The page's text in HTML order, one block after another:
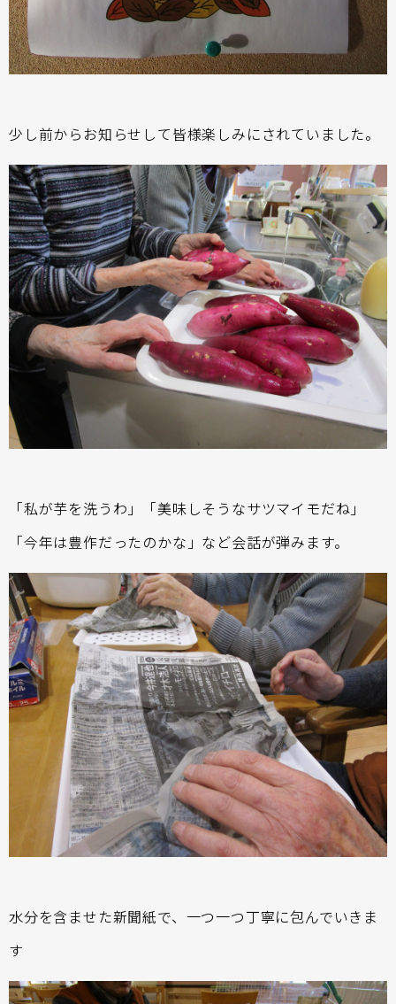
少し前からお知らせして皆様楽しみにされていました。
「私が芋を洗うわ」「美味しそうなサツマイモだね」
「今年は豊作だったのかな」など会話が弾みます。
水分を含ませた新聞紙で、一つ一つ丁寧に包んでいきま
す